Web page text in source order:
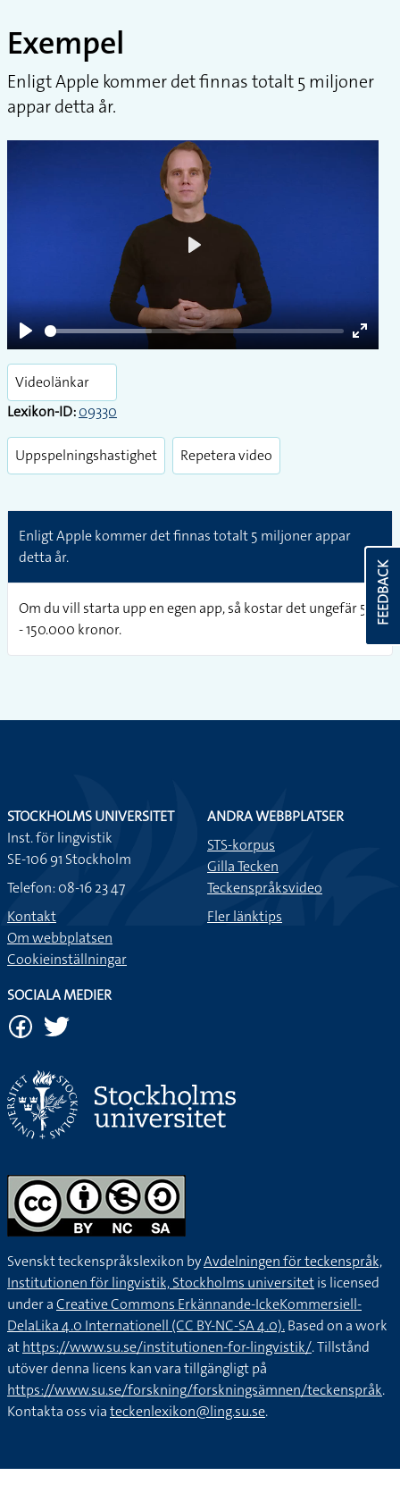
Exempel
Enligt Apple kommer det finnas totalt 5 miljoner
appar detta år.
Play
Enter
Videolänkar
Lexikon-ID:09330
Uppspelningshastighet Repetera video
Enligt Apple kommer det finnas totalt 5 miljoner appar
detta år.
Om du vill starta upp en egen app, så kostar det ungefär 50
- 150.000 kronor.
FEEDBACK
STOCKHOLMS UNIVERSITET
Inst. för lingvistik
SE-106 91 Stockholm
Telefon: 08-16 23 47
Kontakt
Om webbplatsen
Cookieinställningar
ANDRA WEBBPLATSER
STS-korpus
Gilla Tecken
Teckenspråksvideo
Fler länktips
SOCIALA MEDIER
Svenskt teckenspråkslexikon byAvdelningen för teckenspråk,
Institutionen för lingvistik, Stockholms universitetis licensed
under aCreative Commons Erkännande-IckeKommersiell-
DelaLika 4.0 Internationell (CC BY-NC-SA 4.0).Based on a work
athttps://www.su.se/institutionen-for-lingvistik/. Tillstånd
utöver denna licens kan vara tillgängligt på
https://www.su.se/forskning/forskningsämnen/teckenspråk.
Kontakta oss viateckenlexikon@ling.su.se.